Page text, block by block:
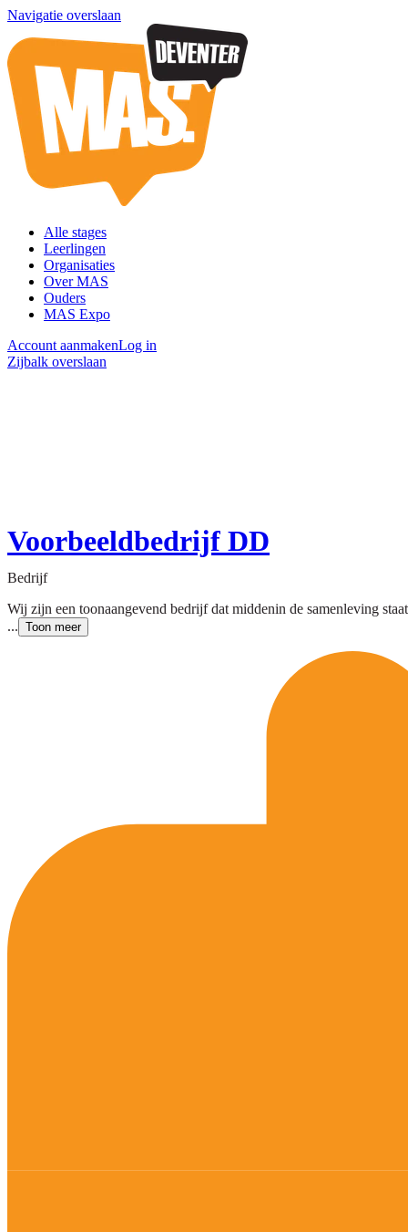
Navigatie overslaan
Alle stages
Leerlingen
Organisaties
Over MAS
Ouders
MAS Expo
Account aanmakenLog in
Zijbalk overslaan
Voorbeeldbedrijf DD
Bedrijf
Wij zijn een toonaangevend bedrijf dat middenin de samenleving
... Toon meer